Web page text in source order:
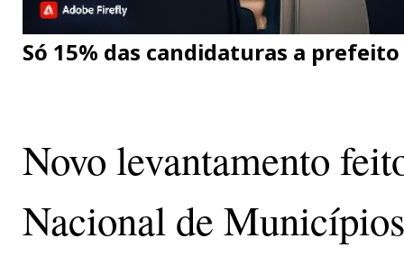
Só 15% das candidaturas a
Novo levantamento
Nacional de